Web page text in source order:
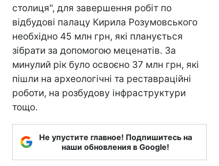
столиця", для завершення робіт по
відбудові палацу Кирила Розумовського
необхідно 45 млн грн, які планується
зібрати за допомогою меценатів. За
минулий рік було освоєно 37 млн грн, які
пішли на археологічні та реставраційні
роботи, на розбудову інфраструктури
тощо.
Не упустите главное! Подпишитесь на
наши обновления в Google!